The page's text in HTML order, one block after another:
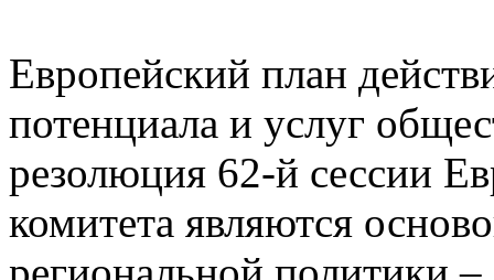
Европейский план
потенциала и услуг
резолюция 62-й сессии
комитета являются